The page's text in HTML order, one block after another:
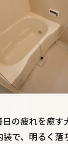
の疲れを癒す
で、明るく落